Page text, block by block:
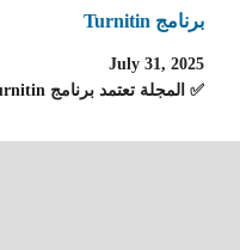
برنامج Turnitin
July 31, 2025
✅ المجلة تعتمد برنامج Turnitin لفحص الاستلال والسرقات العلمية